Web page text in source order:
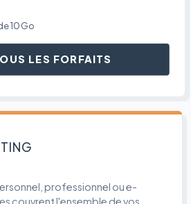
10Go
LES FORFAITS
professionnel ou e-
couvrent l'ensemble de vos